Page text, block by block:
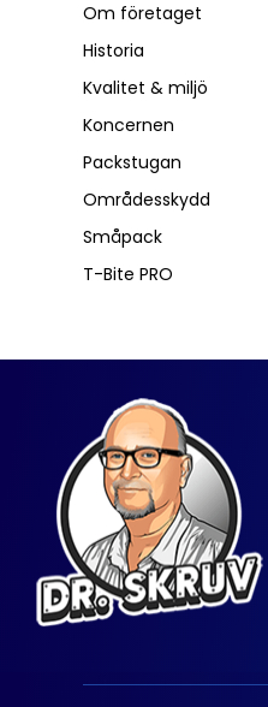
Om företaget
Historia
Kvalitet & miljö
Koncernen
Packstugan
Områdesskydd
Småpack
T-Bite PRO